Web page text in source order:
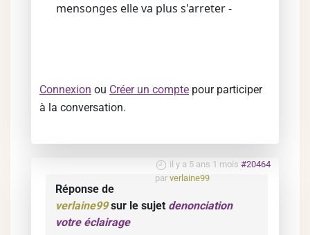
mensonges elle va plus s'arreter -
Connexion ou Créer un compte pour participer
à la conversation.
il y a 5 ans 1 mois #20464
par verlaine99
Réponse de
verlaine99sur le sujet denonciation
votre éclairage